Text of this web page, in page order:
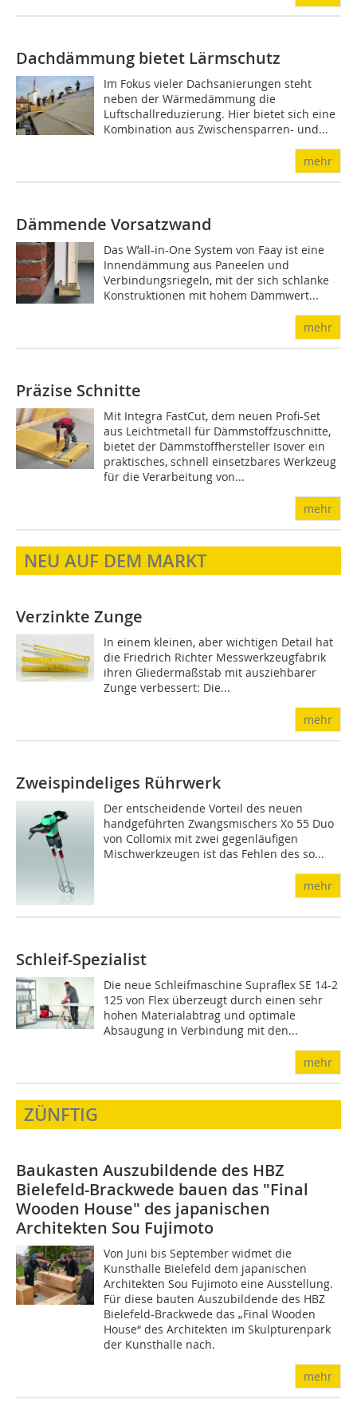
Dachdämmung bietet Lärmschutz
Im Fokus vieler Dachsanierungen steht
neben der Wärmedämmung die
Luftschallreduzierung. Hier bietet sich eine
Kombination aus Zwischensparren- und...
mehr
Dämmende Vorsatzwand
Das W’all-in-One System von Faay ist eine
Innendämmung aus Paneelen und
Verbindungsriegeln, mit der sich schlanke
Konstruktionen mit hohem Dämmwert...
mehr
Präzise Schnitte
Mit Integra FastCut, dem neuen Profi-Set
aus Leichtmetall für Dämmstoffzuschnitte,
bietet der Dämmstoffhersteller Isover ein
praktisches, schnell einsetzbares Werkzeug
für die Verarbeitung von...
mehr
NEU AUF DEM MARKT
Verzinkte Zunge
In einem kleinen, aber wichtigen Detail hat
die Friedrich Richter Messwerkzeugfabrik
ihren Gliedermaßstab mit ausziehbarer
Zunge verbessert: Die...
mehr
Zweispindeliges Rührwerk
Der entscheidende Vorteil des neuen
handgeführten Zwangsmischers Xo 55 Duo
von Collomix mit zwei gegenläufigen
Mischwerkzeugen ist das Fehlen des so...
mehr
Schleif-Spezialist
Die neue Schleifmaschine Supraflex SE 14-2
125 von Flex überzeugt durch einen sehr
hohen Materialabtrag und optimale
Absaugung in Verbindung mit den...
mehr
ZÜNFTIG
Baukasten Auszubildende des HBZ
Bielefeld-Brackwede bauen das "Final
Wooden House" des japanischen
Architekten Sou Fujimoto
Von Juni bis September widmet die
Kunsthalle Bielefeld dem japanischen
Architekten Sou Fujimoto eine Ausstellung.
Für diese bauten Auszubildende des HBZ
Bielefeld-Brackwede das „Final Wooden
House“ des Architekten im Skulpturenpark
der Kunsthalle nach.
mehr